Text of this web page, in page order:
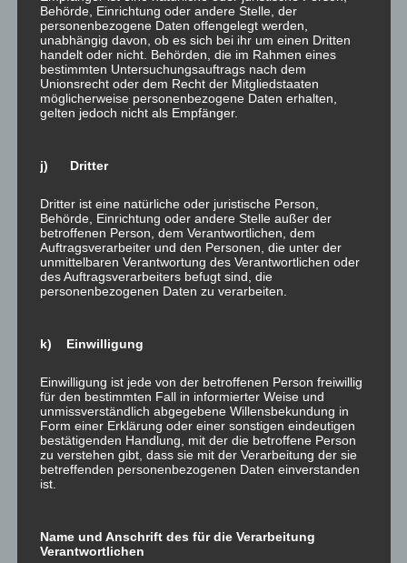
Schimmelsanierung
chemische Horizontalsperre
Innendämmung
Putzarbeiten
Malerarbeiten
Installationsschaden zeigte die Einliegerwohnung
dauerhaft Schimmelbildung. Nach gründlicher Analyse der
Gegebenheiten vor Ort führten wir sorgfältig alle
erforderlichen Maßnahmen durch. Stets in Abstimmung
mit einem vor Ort tätigen Heizungs- und Sanitärbetrieb. So
wurde konsequent die energetische Optimierung der
Bausubstanz mit der Heiztechnik in optimalen Einklang
gebracht.
Fragen zur Ausführung? Rufen Sie uns an oder schreiben
Sie uns eineeMail – wir informieren Sie gerne!
Behörde, Einrichtung oder andere Stelle, der
personenbezogene Daten offengelegt werden,
unabhängig davon, ob es sich bei ihr um einen Dritten
handelt oder nicht. Behörden, die im Rahmen eines
bestimmten Untersuchungsauftrags nach dem
Unionsrecht oder dem Recht der Mitgliedstaaten
möglicherweise personenbezogene Daten erhalten,
gelten jedoch nicht als Empfänger.
j) Dritter
Dritter ist eine natürliche oder juristische Person,
Behörde, Einrichtung oder andere Stelle außer der
betroffenen Person, dem Verantwortlichen, dem
Auftragsverarbeiter und den Personen, die unter der
unmittelbaren Verantwortung des Verantwortlichen oder
des Auftragsverarbeiters befugt sind, die
personenbezogenen Daten zu verarbeiten.
k) Einwilligung
Einwilligung ist jede von der betroffenen Person freiwillig
für den bestimmten Fall in informierter Weise und
unmissverständlich abgegebene Willensbekundung in
Form einer Erklärung oder einer sonstigen eindeutigen
bestätigenden Handlung, mit der die betroffene Person
zu verstehen gibt, dass sie mit der Verarbeitung der sie
betreffenden personenbezogenen Daten einverstanden
ist.
Name und Anschrift des für die Verarbeitung
Verantwortlichen